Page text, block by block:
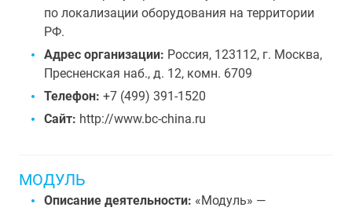
по локализации оборудования на территории
РФ.
Адрес организации: Россия, 123112, г. Москва,
Пресненская наб., д. 12, комн. 6709
Телефон: +7 (499) 391-1520
Сайт: http://www.bc-china.ru
МОДУЛЬ
Описание деятельности: «Модуль» —